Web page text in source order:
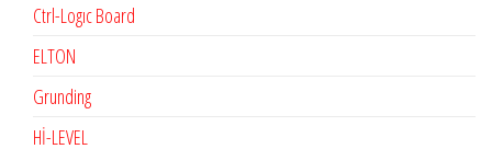
Ctrl-Logıc Board
ELTON
Grunding
Hİ-LEVEL